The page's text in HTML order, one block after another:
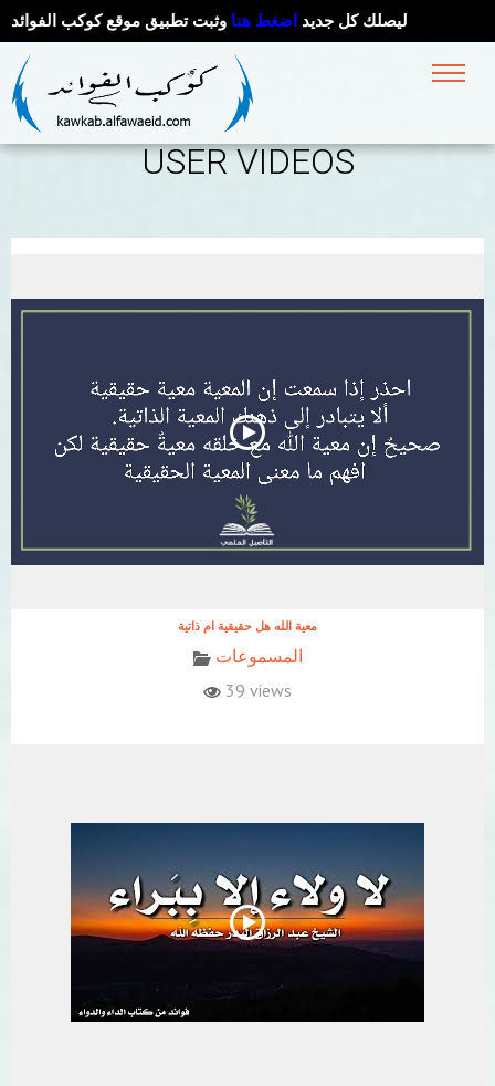
ليصلك كل جديد اضغط هنا وثبت تطبيق موقع كوكب الفوائد
USER VIDEOS
معية الله هل حقيقية ام ذاتية
المسموعات
39 views